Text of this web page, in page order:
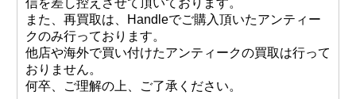
信を差し控えさせて頂いております。
また、再買取は、Handleでご購入頂いたアンティー
クのみ行っております。
他店や海外で買い付けたアンティークの買取は行って
おりません。
何卒、ご理解の上、ご了承ください。